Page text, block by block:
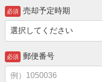
必須 売却予定時期
必須 郵便番号